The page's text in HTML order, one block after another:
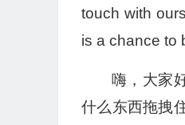
touch with
is a chance to
嗨，大家
什么东西拖拽